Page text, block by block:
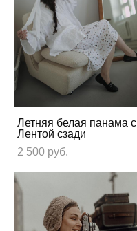
Летняя белая панама с
Лентой сзади
2 500 pуб.